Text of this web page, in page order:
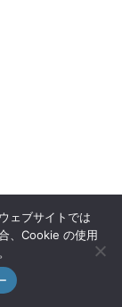
ェブサイトでは
、Cookie の使用